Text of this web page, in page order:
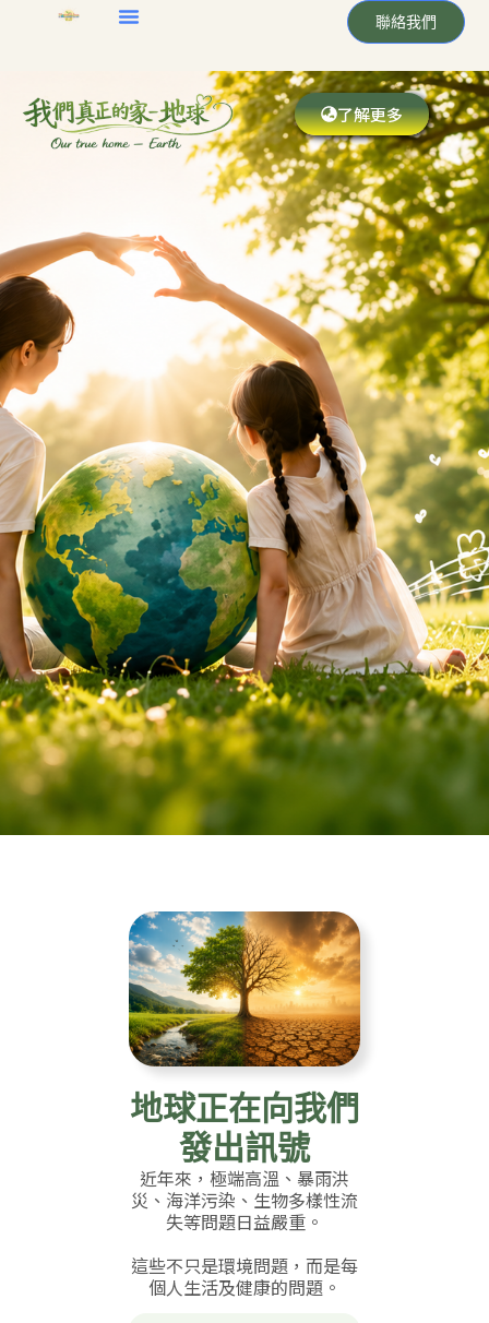
聯絡我們
了解更多
地球正在向我們
發出訊號
近年來，極端高溫、暴雨洪
災、海洋污染、生物多樣性流
失等問題日益嚴重。
這些不只是環境問題，而是每
個人生活及健康的問題。